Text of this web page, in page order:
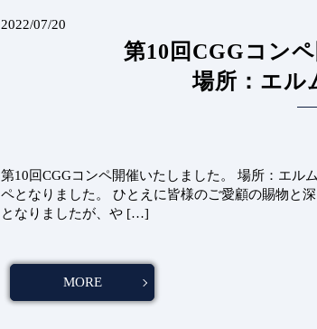
2022/07/20
第10回CGGコン
場所：エル
第10回CGGコンペ開催いたしました。 場所：エル
ペとなりました。 ひとえに皆様のご愛顧の賜物と
となりましたが、や […]
MORE